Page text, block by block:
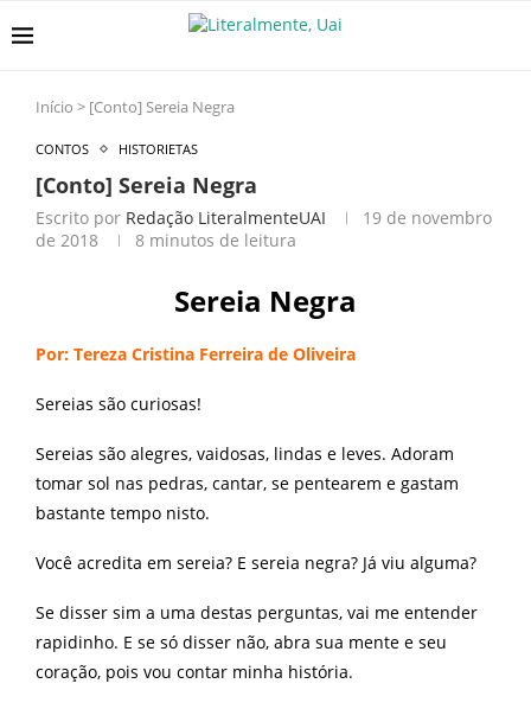
Início > [Conto] Sereia Negra
CONTOS HISTORIETAS
[Conto] Sereia Negra
Escrito por Redação LiteralmenteUAI
19 de novembro
de 2018
8 minutos de leitura
Sereia Negra
Por: Tereza Cristina Ferreira de Oliveira
Sereias são curiosas!
Sereias são alegres, vaidosas, lindas e leves. Adoram
tomar sol nas pedras, cantar, se pentearem e gastam
bastante tempo nisto.
Você acredita em sereia? E sereia negra? Já viu alguma?
Se disser sim a uma destas perguntas, vai me entender
rapidinho. E se só disser não, abra sua mente e seu
coração, pois vou contar minha história.